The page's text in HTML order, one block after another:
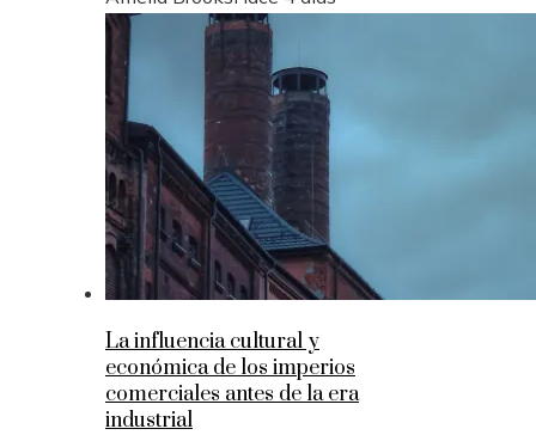
La influencia cultural y
económica de los imperios
comerciales antes de la era
industrial